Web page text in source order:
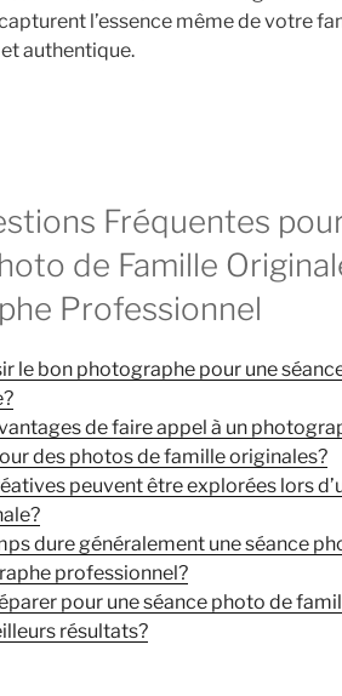
l’essence même de votre
authentique.
Fréquentes
de Famille
Professionnel
le bon photographe pour une
de faire appel à un
des photos de famille originales?
peuvent être explorées lors
dure généralement une séance
professionnel?
pour une séance photo de
résultats?